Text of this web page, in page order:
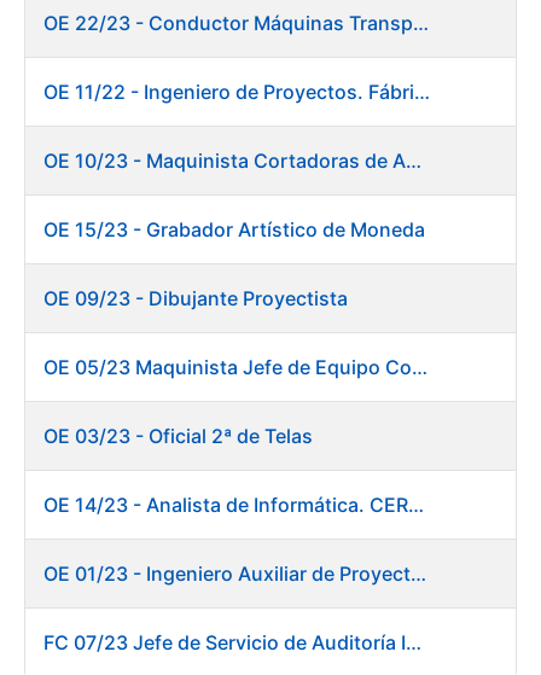
OE 22/23 - Conductor Máquinas Transportadoras-Elevadoras. Fábrica Papel.
OE 11/22 - Ingeniero de Proyectos. Fábrica de Papel
OE 10/23 - Maquinista Cortadoras de Acabados.
OE 15/23 - Grabador Artístico de Moneda
OE 09/23 - Dibujante Proyectista
OE 05/23 Maquinista Jefe de Equipo Corte y Enfajado
OE 03/23 - Oficial 2ª de Telas
OE 14/23 - Analista de Informática. CERES
OE 01/23 - Ingeniero Auxiliar de Proyectos. Innovación
FC 07/23 Jefe de Servicio de Auditoría Interna